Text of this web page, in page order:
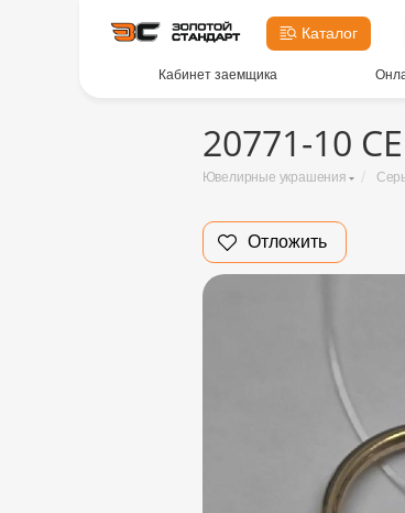
Каталог
Кабинет заемщика
20771-10
Ювелирные украшения /
Отложить